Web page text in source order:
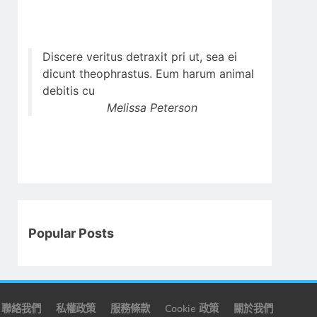
Discere veritus detraxit pri ut, sea ei
dicunt theophrastus. Eum harum animal
debitis cu
Melissa Peterson
Popular Posts
聯絡我們 私權政策 服務條款 Cookie 政策 關於我們